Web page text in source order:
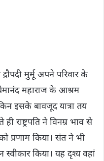
मुर्मू अपने परिवार के
महाराज के आश्रम
इसके बावजूद यात्रा तय
ने विनम्र भाव से
प्रणाम किया। संत ने भी
किया। यह दृश्य वहां